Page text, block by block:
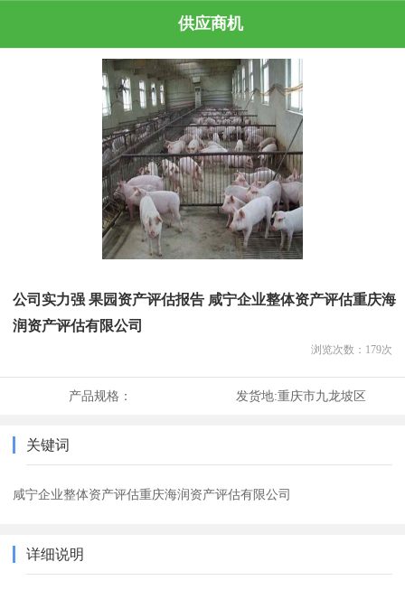
供应商机
公司实力强 果园资产评估报告 咸宁企业整体资产评估重庆海
润资产评估有限公司
浏览次数： 179次
产品规格： 发货地:重庆市九龙坡区
关键词
咸宁企业整体资产评估重庆海润资产评估有限公司
详细说明